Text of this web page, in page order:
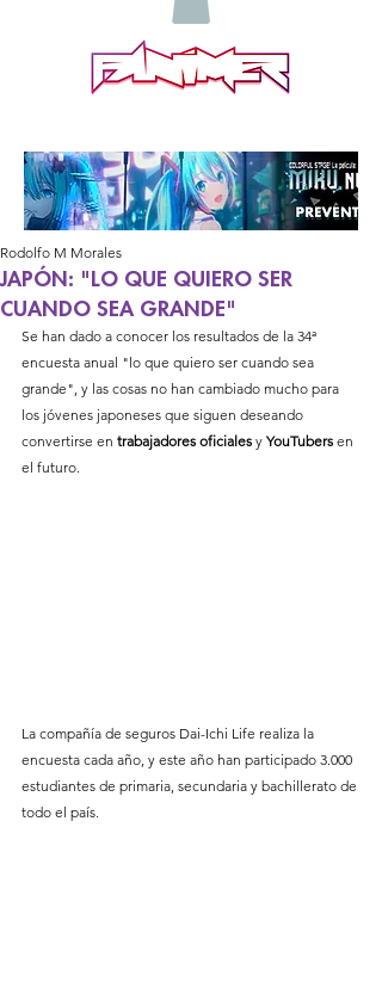
JAPÓN: "LO QUE QUIERO SER
CUANDO SEA GRANDE"
Rodolfo M Morales
Se han dado a conocer los resultados de la 34ª
encuesta anual "lo que quiero ser cuando sea
grande", y las cosas no han cambiado mucho para
los jóvenes japoneses que siguen deseando
convertirse en trabajadores oficiales y YouTubers en
el futuro.
La compañía de seguros Dai-Ichi Life realiza la
encuesta cada año, y este año han participado 3.000
estudiantes de primaria, secundaria y bachillerato de
todo el país.